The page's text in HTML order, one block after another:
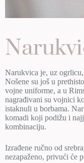
Narukvica je, uz
Nošene su još u
vojne uniforme, a u
nagrađivani su vojnici
istaknuli u borbama.
komadi koji podižu i
kombinaciju.
Izrađene ručno od
nezapaženo, privući će